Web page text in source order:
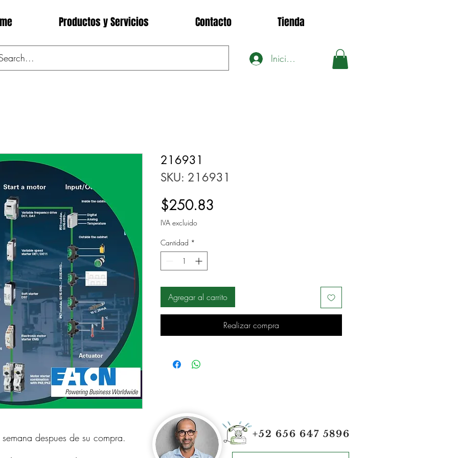
Productos y Servicios Contacto Tienda
Iniciar sesión
despues de su compra.
216931
SKU: 216931
$250.83
IVA excluido
Cantidad *
Agregar al carrito
Realizar compra
+52 656 647 5896